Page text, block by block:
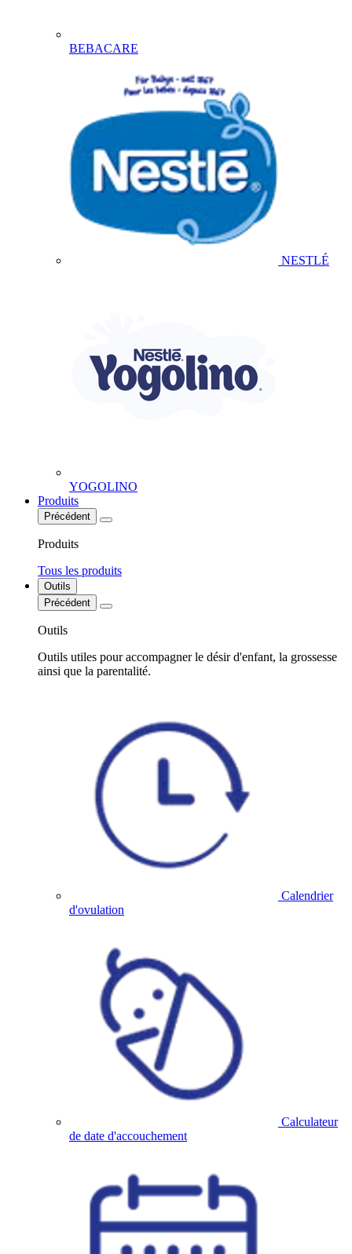
BEBACARE
NESTLÉ
YOGOLINO
Produits
Précédent
Produits
Tous les produits
Outils
Précédent
Outils
Outils utiles pour accompagner le désir d'enfant, la grossesse
ainsi que la parentalité.
Calendrier
d'ovulation
Calculateur
de date d'accouchement